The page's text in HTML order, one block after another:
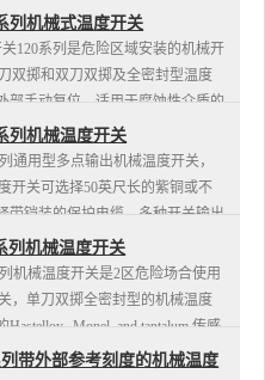
关的压力传感器材料包括：
列机械式温度开关
120系列是危险区域安装的机械开
双掷和双刀双掷及全密封型温度
部手动复位，适用于腐蚀性介质的
器材料，UE温度开关可根据...
列机械温度开关
通用型多点输出机械温度开关，
开关可选择50英尺长的紫铜或不
带铠装的保护电缆，多种开关输出
节死区、DPDT。UE 400系列机
列机械温度开关
机械温度开关是2区危险场合使用
，单刀双掷全密封型的机械温度
Monel. and tantalum 传感
带外部参考刻度的机械温度